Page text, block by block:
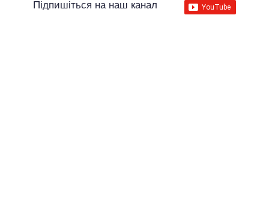
Підпишіться на наш канал